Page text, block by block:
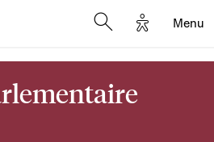
Options
Menu